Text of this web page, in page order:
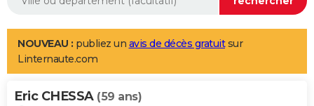
Aménagement intérieur
LIFESTYLE
Art de vivre
Bien-être
Loisirs
Mode
Modes de vie
Alimentation
Guide de la santé
Maladies
Médicaments
Sommeil
VOYAGE
NOUVEAU : publiez un avis de décès gratuitsur
Linternaute.com
Eric CHESSA (59 ans)